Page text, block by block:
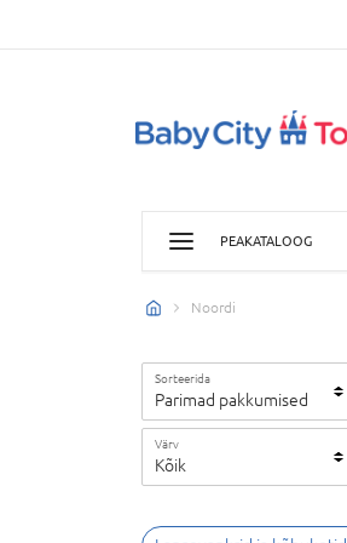
PEAKATALOOG
Noordi
Sorteerida
Parimad pakkumised
Värv
Kõik